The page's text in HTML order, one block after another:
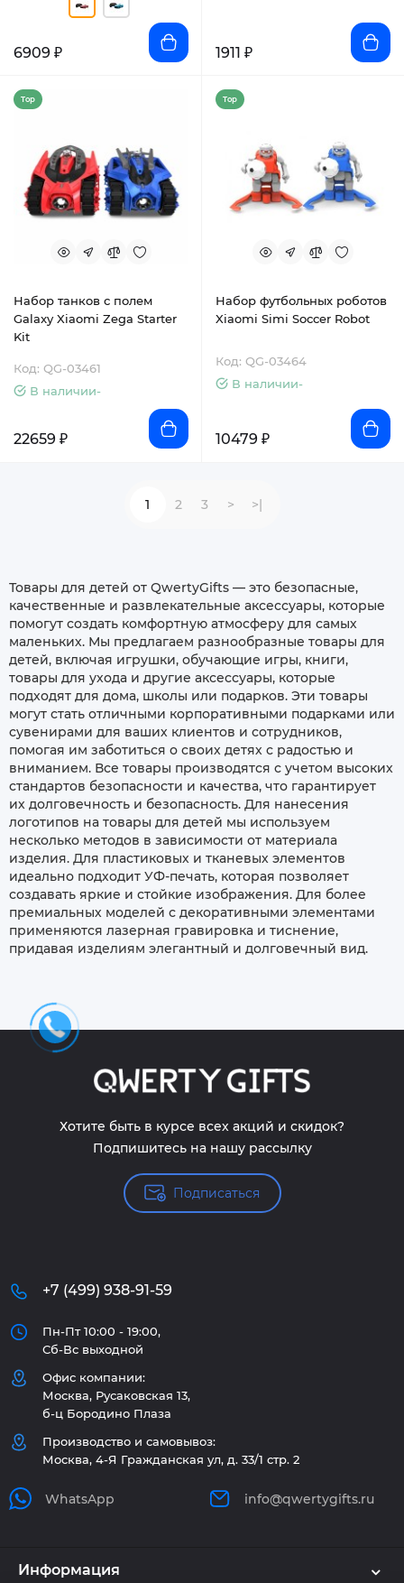
6909 ₽ 1911 ₽
Top
Набор танков с полем
Galaxy Xiaomi Zega Starter
Kit
Код: QG-03461
В наличии-
22659 ₽
Top
Набор футбольных роботов
Xiaomi Simi Soccer Robot
Код: QG-03464
В наличии-
10479 ₽
1 2 3 > >|
Товары для детей от QwertyGifts — это безопасные,
качественные и развлекательные аксессуары, которые
помогут создать комфортную атмосферу для самых
маленьких. Мы предлагаем разнообразные товары для
детей, включая игрушки, обучающие игры, книги,
товары для ухода и другие аксессуары, которые
подходят для дома, школы или подарков. Эти товары
могут стать отличными корпоративными подарками или
сувенирами для ваших клиентов и сотрудников,
помогая им заботиться о своих детях с радостью и
вниманием. Все товары производятся с учетом высоких
стандартов безопасности и качества, что гарантирует
их долговечность и безопасность. Для нанесения
логотипов на товары для детей мы используем
несколько методов в зависимости от материала
изделия. Для пластиковых и тканевых элементов
идеально подходит УФ-печать, которая позволяет
создавать яркие и стойкие изображения. Для более
премиальных моделей с декоративными элементами
применяются лазерная гравировка и тиснение,
придавая изделиям элегантный и долговечный вид.
Хотите быть в курсе всех акций и скидок?
Подпишитесь на нашу рассылку
Подписаться
+7 (499) 938-91-59
Пн-Пт 10:00 - 19:00,
Сб-Вс выходной
Офис компании:
Москва, Русаковская 13,
б-ц Бородино Плаза
Производство и самовывоз:
Москва, 4-Я Гражданская ул, д. 33/1 стр. 2
WhatsApp info@qwertygifts.ru
Информация